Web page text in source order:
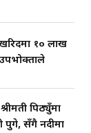
जोखिममा,
१० लाख
पिठ्युँमा
पुगे, सँगै नदीमा